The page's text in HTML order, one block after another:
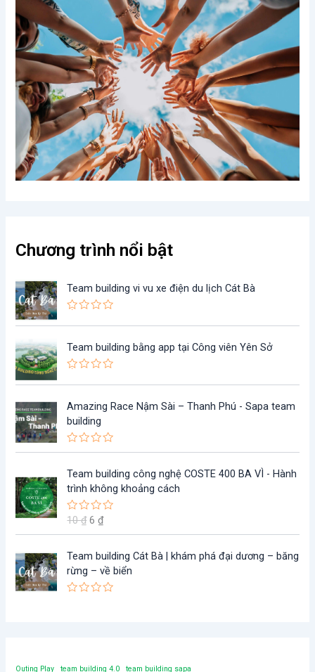
Chương trình nổi bật
Team building vi vu xe điện du lịch Cát Bà
ư
c
x
ế
h
n
g
0
5
Team building bằng app tại Công viên Yên Sở
ư
c
x
ế
p
g
0
s
a
o
Amazing Race Nậm Sài – Thanh Phú - Sapa team
building
Đ
ợ
x
ế
p
h
g
0
5
s
a
Team building công nghệ COSTE 400 BA VÌ - Hành
trình không khoảng cách
Đ
x
ế
p
h
o
10₫
G
i
á
g
ố
l
à
:
6₫
G
i
á
h
i
n
t
ạ
Team building Cát Bà | khám phá đại dương – băng
rừng – về biển
Outing Play team building 4.0 team building sapa